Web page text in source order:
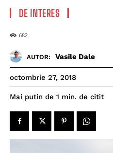
DE INTERES
682
AUTOR: Vasile Dale
octombrie 27, 2018
Mai putin de 1 min. de citit